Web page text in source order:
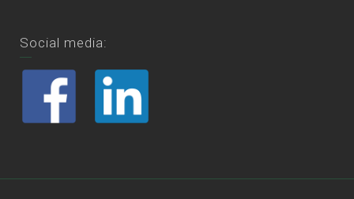
Social media: